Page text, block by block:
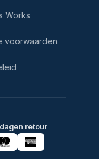
Works
voorwaarden
retour